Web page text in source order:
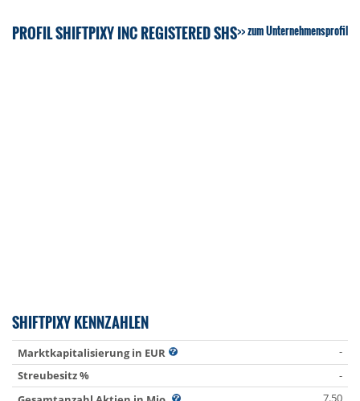
PROFIL SHIFTPIXY INC REGISTERED SHS zum Unternehmensprofil
SHIFTPIXY KENNZAHLEN
Marktkapitalisierung in EUR
-
Streubesitz %
-
7.50